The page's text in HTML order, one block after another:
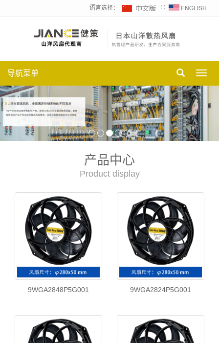
语言选择： ∷
导航菜单
产品中心
Product display
9WGA2848P5G001 9WGA2824P5G001